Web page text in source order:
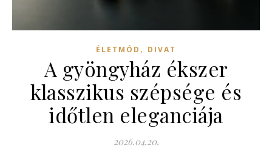
ÉLETMÓD , DIVAT
A gyöngyház ékszer
klasszikus szépsége és
időtlen eleganciája
2026.04.20.